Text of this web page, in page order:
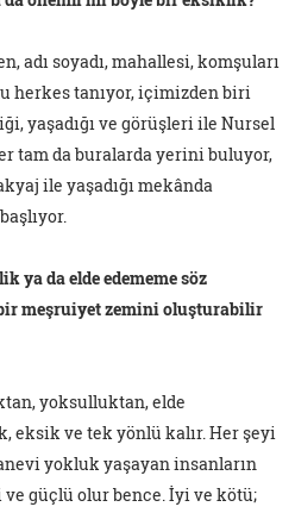
adı soyadı, mahallesi, komşuları
herkes tanıyor, içimizden biri
yaşadığı ve görüşleri ile Nursel
tam da buralarda yerini buluyor,
ile yaşadığı mekânda
ya da elde edememe söz
meşruiyet zemini oluşturabilir
yoksulluktan, elde
eksik ve tek yönlü kalır. Her şeyi
yokluk yaşayan insanların
güçlü olur bence. İyi ve kötü;